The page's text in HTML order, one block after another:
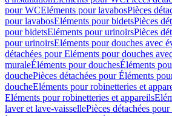
pour WCEléments pour lavabosPièces
pour lavabosEléments pour bidetsPièces
pour bidetsEléments pour urinoirsPièces
pour urinoirsEléments pour douches avec
détachées pour Eléments pour douches
muraleÉléments pour douchesÉléments
douchePièces détachées pour Éléments
doucheEléments pour robinetteries et
Eléments pour robinetteries et appareils
laver et lave-vaissellePièces détachées